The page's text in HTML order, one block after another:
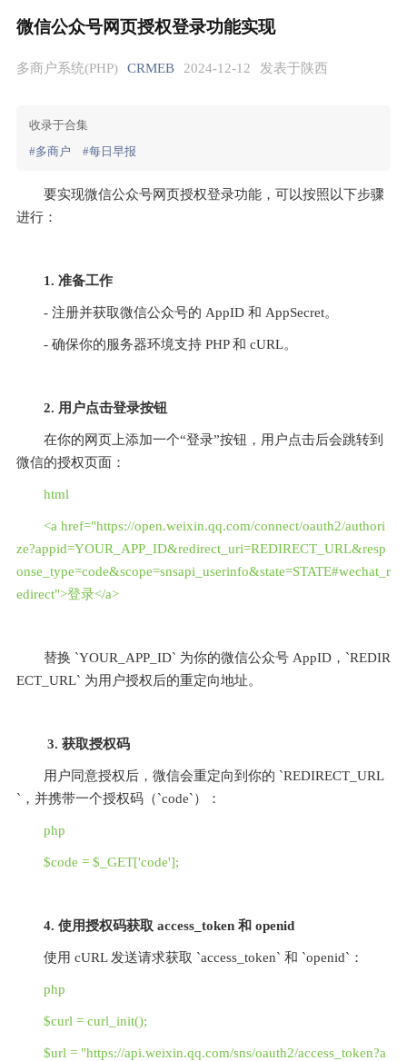
微信公众号网页授权登录功能实现
多商户系统(PHP) CRMEB 2024-12-12 发表于陕西
收录于合集
#多商户
#每日早报
要实现微信公众号网页授权登录功能，可以按照以下步骤
进行：
1. 准备工作
- 注册并获取微信公众号的 AppID 和 AppSecret。
- 确保你的服务器环境支持 PHP 和 cURL。
2. 用户点击登录按钮
在你的网页上添加一个“登录”按钮，用户点击后会跳转到
微信的授权页面：
html
<a href="https://open.weixin.qq.com/connect/oauth2/authori
ze?appid=YOUR_APP_ID&redirect_uri=REDIRECT_URL&resp
onse_type=code&scope=snsapi_userinfo&state=STATE#wechat_r
edirect">登录</a>
替换 `YOUR_APP_ID` 为你的微信公众号 AppID，`REDIR
ECT_URL` 为用户授权后的重定向地址。
3. 获取授权码
用户同意授权后，微信会重定向到你的 `REDIRECT_URL
`，并携带一个授权码（`code`）：
php
$code = $_GET['code'];
4. 使用授权码获取 access_token 和 openid
使用 cURL 发送请求获取 `access_token` 和 `openid`：
php
$curl = curl_init();
$url = "https://api.weixin.qq.com/sns/oauth2/access_token?a